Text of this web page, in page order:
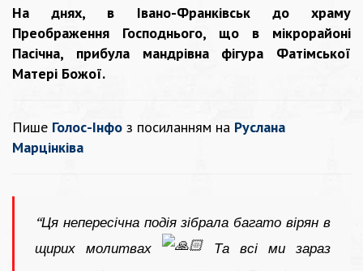
На днях, в Івано-Франківськ до храму
Преображення Господнього, що в мікрорайоні
Пасічна, прибула мандрівна фігура Фатімської
Матері Божої.
Пише Голос-Інфо з посиланням на Руслана
Марцінківа
“Ця непересічна подія зібрала багато вірян в
щирих молитвах
Та всі ми зараз